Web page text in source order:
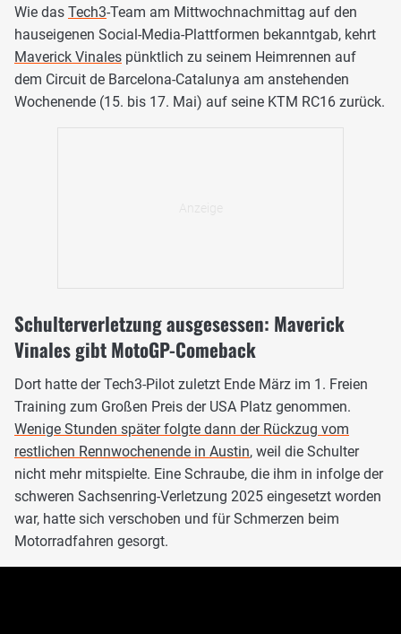
Wie das Tech3-Team am Mittwochnachmittag auf den
hauseigenen Social-Media-Plattformen bekanntgab, kehrt
Maverick Vinales pünktlich zu seinem Heimrennen auf
dem Circuit de Barcelona-Catalunya am anstehenden
Wochenende (15. bis 17. Mai) auf seine KTM RC16 zurück.
Schulterverletzung ausgesessen: Maverick
Vinales gibt MotoGP-Comeback
Dort hatte der Tech3-Pilot zuletzt Ende März im 1. Freien
Training zum Großen Preis der USA Platz genommen.
Wenige Stunden später folgte dann der Rückzug vom
restlichen Rennwochenende in Austin, weil die Schulter
nicht mehr mitspielte. Eine Schraube, die ihm in infolge der
schweren Sachsenring-Verletzung 2025 eingesetzt worden
war, hatte sich verschoben und für Schmerzen beim
Motorradfahren gesorgt.